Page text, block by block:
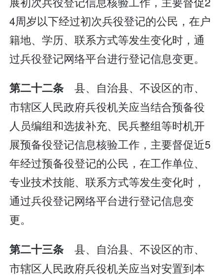
4周岁以下经过初次兵役登记的公民，在户
籍地、学历、联系方式等发生变化时，通
过兵役登记网络平台进行登记信息变更。
第二十二条 县、自治县、不设区的市、
市辖区人民政府兵役机关应当结合预备役
人员编组和选拔补充、民兵整组等时机开
展预备役登记信息核验工作，主要督促近5
年经过预备役登记的公民，在工作单位、
专业技术技能、联系方式等发生变化时，
通过兵役登记网络平台进行登记信息变
更。
第二十三条 县、自治县、不设区的市、
市辖区人民政府兵役机关应当对安置到本